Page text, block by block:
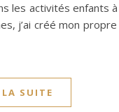
les activités enfants
j’ai créé mon
LA SUITE